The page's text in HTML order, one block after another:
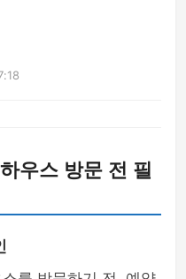
우스 방문 전 필